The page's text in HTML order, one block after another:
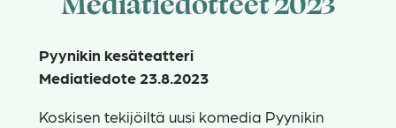
Pyynikin kesäteatteri
Mediatiedote 23.8.2023
Koskisen tekijöiltä uusi komedia Pyynikin